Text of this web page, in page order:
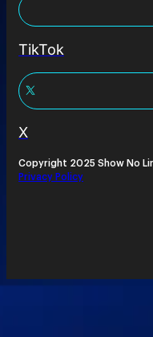
TikTok
X
Copyright 2025 Show No
Privacy Policy